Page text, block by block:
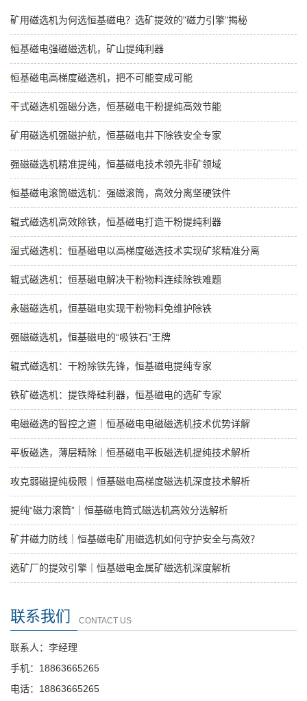
矿用磁选机为何选恒基磁电？选矿提效的"磁力引擎"揭秘
恒基磁电强磁磁选机，矿山提纯利器
恒基磁电高梯度磁选机，把不可能变成可能
干式磁选机强磁分选，恒基磁电干粉提纯高效节能
矿用磁选机强磁护航，恒基磁电井下除铁安全专家
强磁磁选机精准提纯，恒基磁电技术领先非矿领域
恒基磁电滚筒磁选机：强磁滚筒，高效分离坚硬铁件
辊式磁选机高效除铁，恒基磁电打造干粉提纯利器
湿式磁选机：恒基磁电以高梯度磁选技术实现矿浆精准分离
辊式磁选机：恒基磁电解决干粉物料连续除铁难题
永磁磁选机，恒基磁电实现干粉物料免维护除铁
强磁磁选机，恒基磁电的“吸铁石”王牌
辊式磁选机：干粉除铁先锋，恒基磁电提纯专家
铁矿磁选机：提铁降硅利器，恒基磁电的选矿专家
电磁磁选的智控之道｜恒基磁电电磁磁选机技术优势详解
平板磁选，薄层精除｜恒基磁电平板磁选机提纯技术解析
攻克弱磁提纯极限｜恒基磁电高梯度磁选机深度技术解析
提纯“磁力滚筒”｜恒基磁电筒式磁选机高效分选解析
矿井磁力防线｜恒基磁电矿用磁选机如何守护安全与高效？
选矿厂的提效引擎｜恒基磁电金属矿磁选机深度解析
联系我们 CONTACT US
联系人：李经理
手机：18863665265
电话：18863665265